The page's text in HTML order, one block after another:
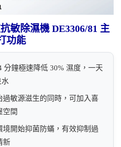
敏除濕機 DE3306/81 主
功能
分鐘極速降低 30% 濕度，一天
水
過敏源滋生的同時，可加入喜
空間
境開始抑菌防蟎，有效抑制過
新